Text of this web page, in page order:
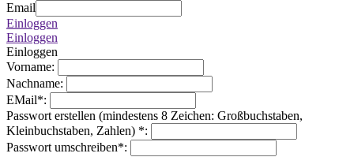
Email
Einloggen
Einloggen
Einloggen
Vorname:
Nachname:
EMail*:
Passwort erstellen (mindestens 8 Zeichen: Großbuchstaben,
Kleinbuchstaben, Zahlen) *:
Passwort umschreiben*: